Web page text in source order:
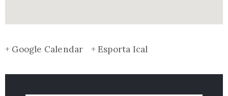
+ Google Calendar + Esporta Ical